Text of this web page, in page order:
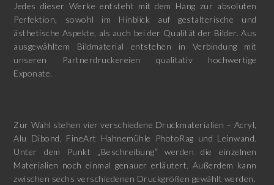
Jedes dieser Werke entsteht mit dem Hang zur absoluten
Perfektion, sowohl im Hinblick auf gestalterische und
ästhetische Aspekte, als auch bei der Qualität der Bilder. Aus
ausgewähltem Bildmaterial entstehen in Verbindung mit
unseren Partnerdruckereien qualitativ hochwertige
Exponate.
Zur Wahl stehen vier verschiedene Druckmaterialien – Acryl,
Alu Dibond, FineArt Hahnemühle PhotoRag und Leinwand.
Unter dem Punkt „Beschreibung“ werden die einzelnen
Materialien noch einmal genauer erläutert. Außerdem kann
zwischen sechs verschiedenen Druckgrößen gewählt werden.